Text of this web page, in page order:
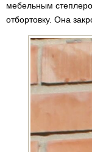
мебельным
отбортовку. Она